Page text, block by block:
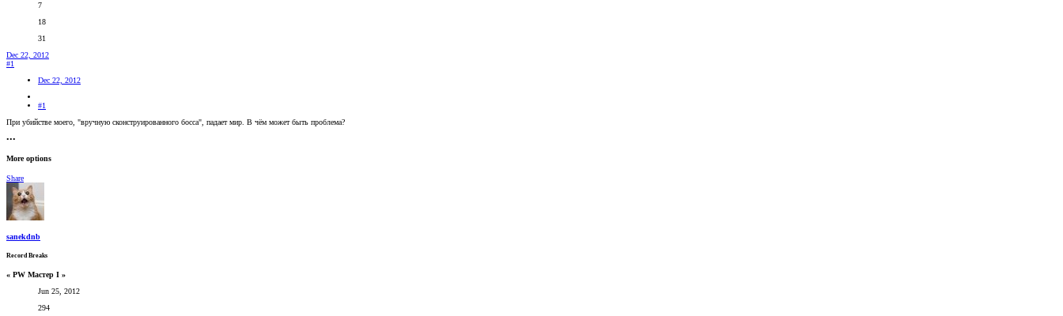
7
18
31
Dec 22, 2012
#1
Dec 22, 2012
#1
При убийстве моего, "вручную сконструированного босса", падает мир. В чём может быть проблема?
•••
More options
Share
sanekdnb
Record Breaks
« PW Мастер I »
Jun 25, 2012
294